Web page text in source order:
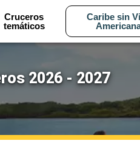
Cruceros
temáticos
Caribe sin
2026 - 2027